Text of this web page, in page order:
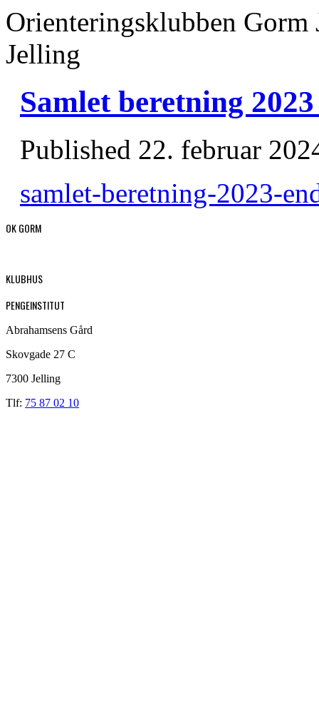
Orienteringsklubben
Jelling
Samlet beretning
Published 22. februar
samlet-beretning-2023-
OK GORM
KLUBHUS
PENGEINSTITUT
Abrahamsens Gård
Skovgade 27 C
7300 Jelling
Tlf: 75 87 02 10